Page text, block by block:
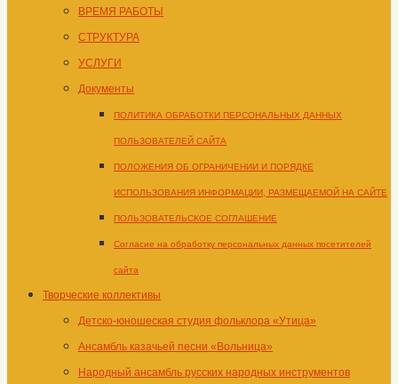
ВРЕМЯ РАБОТЫ
СТРУКТУРА
УСЛУГИ
Документы
ПОЛИТИКА ОБРАБОТКИ ПЕРСОНАЛЬНЫХ ДАННЫХ
ПОЛЬЗОВАТЕЛЕЙ САЙТА
ПОЛОЖЕНИЯ ОБ ОГРАНИЧЕНИИ И ПОРЯДКЕ
ИСПОЛЬЗОВАНИЯ ИНФОРМАЦИИ, РАЗМЕЩАЕМОЙ НА САЙТЕ
ПОЛЬЗОВАТЕЛЬСКОЕ СОГЛАШЕНИЕ
Согласие на обработку персональных данных посетителей
сайта
Творческие коллективы
Детско-юношеская студия фольклора «Утица»
Ансамбль казачьей песни «Вольница»
Народный ансамбль русских народных инструментов